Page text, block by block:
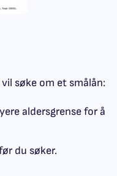
søke om et smålån:
aldersgrense for å
du søker.